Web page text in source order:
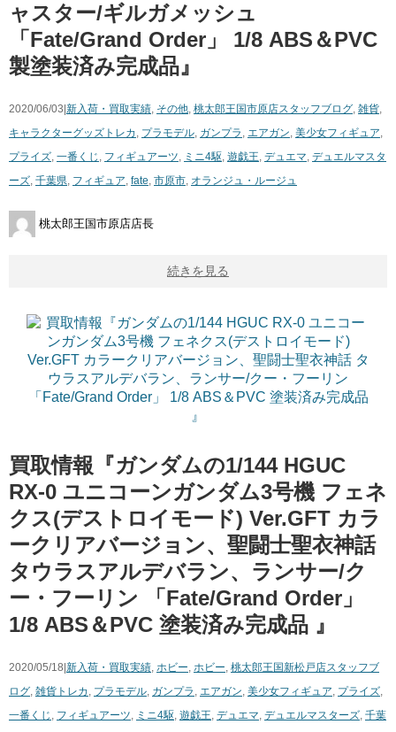
ャスター/ギルガメッシュ ​
「Fate/Grand ​Order」 ​1/8 ​ABS＆PVC
製塗装済み完成品』
2020/06/03| 新入荷・買取実績, その他, 桃太郎王国市原店スタッフブログ, 雑貨,
キャラクターグッズ トレカ , プラモデル, ガンプラ , エアガン, 美少女フィギュア,
プライズ, 一番くじ , フィギュアーツ, ミニ4駆, 遊戯王, デュエマ, デュエルマスタ
ーズ, 千葉県, フィギュア, fate, 市原市, オランジュ・ルージュ
桃太郎王国市原店店長
続きを見る
買取情報『ガンダムの1/144 HGUC
RX-0 ユニコーンガンダム3号機 フェネ
クス(デストロイモード) Ver.GFT カラ
ークリアバージョン、聖闘士聖衣神話
タウラスアルデバラン、ランサー/ク
ー・フーリン 「Fate/Grand Order」
1/8 ABS＆PVC 塗装済み完成品 』
2020/05/18| 新入荷・買取実績, ホビー, ホビー, 桃太郎王国新松戸店スタッフブ
ログ, 雑貨 トレカ , プラモデル, ガンプラ , エアガン, 美少女フィギュア, プライズ,
一番くじ , フィギュアーツ, ミニ4駆, 遊戯王, デュエマ, デュエルマスターズ, 千葉